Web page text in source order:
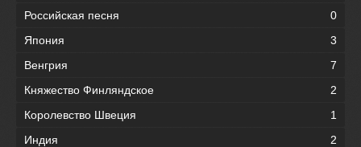
Российская песня
0
Япония
3
Венгрия
7
Княжество Финляндское
2
Королевство Швеция
1
Индия
2